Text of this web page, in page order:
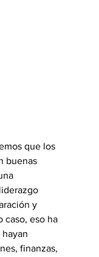
que los
buenas
y
caso, eso ha
finanzas,